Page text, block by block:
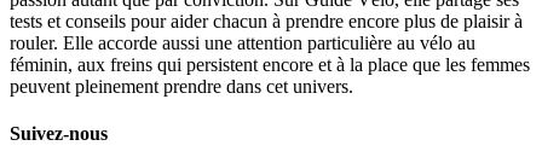
tests et conseils pour aider chacun à prendre encore plus de plaisir à
rouler. Elle accorde aussi une attention particulière au vélo au
féminin, aux freins qui persistent encore et à la place que les femmes
peuvent pleinement prendre dans cet univers.
Suivez-nous